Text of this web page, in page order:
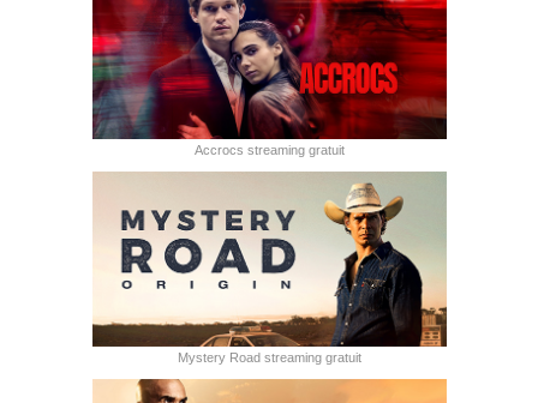
Accrocs streaming gratuit
Mystery Road streaming gratuit